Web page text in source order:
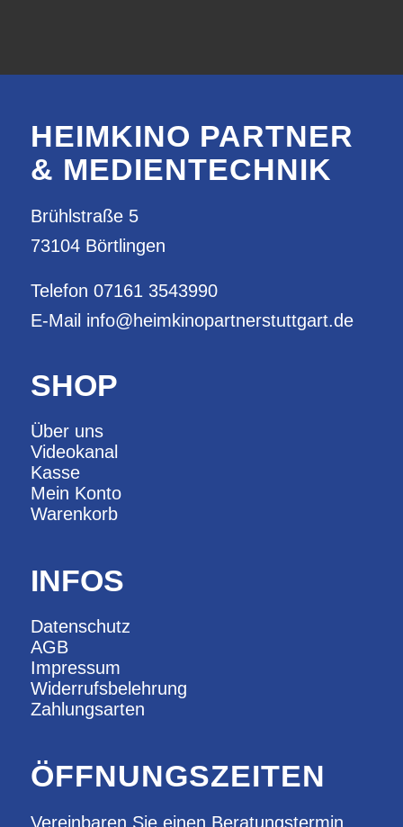
HEIMKINO PARTNER
& MEDIENTECHNIK
Brühlstraße 5
73104 Börtlingen
Telefon 07161 3543990
E-Mail info@heimkinopartnerstuttgart.de
SHOP
Über uns
Videokanal
Kasse
Mein Konto
Warenkorb
INFOS
Datenschutz
AGB
Impressum
Widerrufsbelehrung
Zahlungsarten
ÖFFNUNGSZEITEN
Vereinbaren Sie einen Beratungstermin